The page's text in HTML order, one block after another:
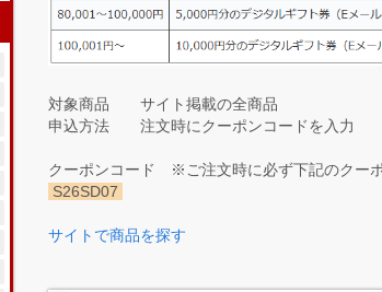
対象商品 サイト掲載の全商品
申込方法 注文時にクーポンコードを入力
クーポンコード ※ご注文時に必ず下記のクー
S26SD07
サイトで商品を探す